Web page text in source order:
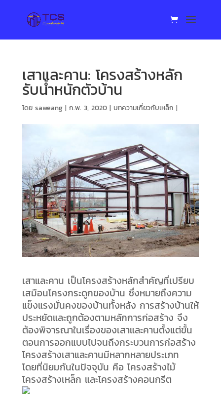
เสาและคาน: โครงสร้างหลัก
รับน้ำหนักตัวบ้าน
โดย saweang| ก.พ. 3, 2020| บทความเกี่ยวกับเหล็ก |
เสาและคาน เป็นโครงสร้างหลักสำคัญที่เปรียบ
เสมือนโครงกระดูกของบ้าน ซึ่งหมายถึงความ
แข็งแรงมั่นคงของบ้านทั้งหลัง การสร้างบ้านให้
ประหยัดและถูกต้องตามหลักการก่อสร้าง จึง
ต้องพิจารณาในเรื่องของเสาและคานตั้งแต่ขั้น
ตอนการออกแบบไปจนถึงกระบวนการก่อสร้าง
โครงสร้างเสาและคานมีหลากหลายประเภท
โดยที่นิยมกันในปัจจุบัน คือ โครงสร้างไม้
โครงสร้างเหล็ก และโครงสร้างคอนกรีต